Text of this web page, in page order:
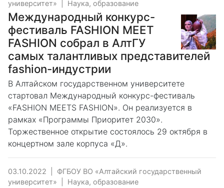
университет» Наука, образование
Международный конкурс-
фестиваль FASHION MEET
FASHION собрал в АлтГУ
самых талантливых представителей
fashion-индустрии
В Алтайском государственном университете
стартовал Международный конкурс-фестиваль
«FASHION MEETS FASHION». Он реализуется в
рамках «Программы Приоритет 2030».
Торжественное открытие состоялось 29 октября в
концертном зале корпуса «Д».
03.10.2022
ФГБОУ ВО «Алтайский государственный
университет»
Наука, образование